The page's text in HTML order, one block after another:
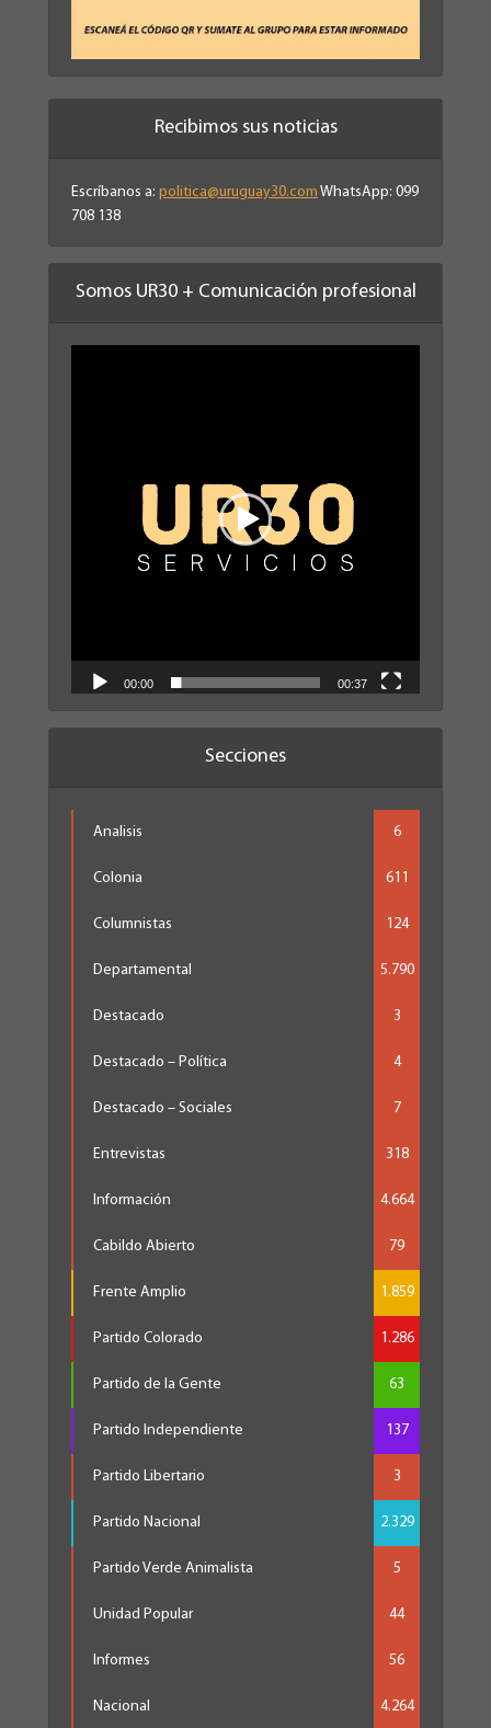
Recibimos sus noticias
Escríbanos a: politica@uruguay30.com WhatsApp: 099
708 138
Somos UR30 + Comunicación profesional
00:00 00:37
Secciones
Analisis 6
Colonia 611
Columnistas 124
Departamental 5.790
Destacado 3
Destacado – Política 4
Destacado – Sociales 7
Entrevistas 318
Información 4.664
Cabildo Abierto 79
Frente Amplio 1.859
Partido Colorado 1.286
Partido de la Gente 63
Partido Independiente 137
Partido Libertario 3
Partido Nacional 2.329
Partido Verde Animalista 5
Unidad Popular 44
Informes 56
Nacional 4.264